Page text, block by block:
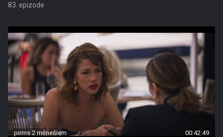
83. epizode
pirms 2 mēnešiem 00:42:49